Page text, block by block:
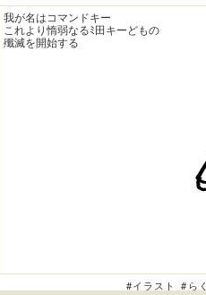
我が名はコマンドキー
これより惰弱なるﾐ田キーどもの
殲滅を開始する
#イラスト #ら